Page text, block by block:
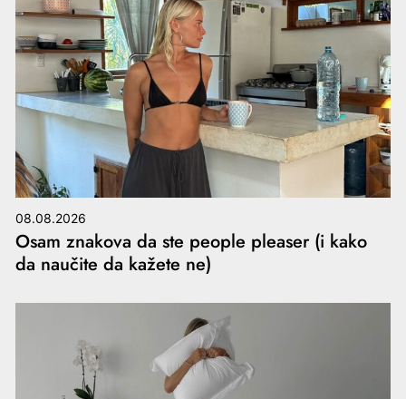
08.08.2026
Osam znakova da ste people pleaser (i kako
da naučite da kažete ne)